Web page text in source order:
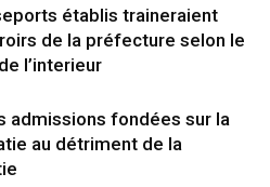
établis traineraient
de la préfecture selon le
l’interieur
admissions fondées sur la
au détriment de la